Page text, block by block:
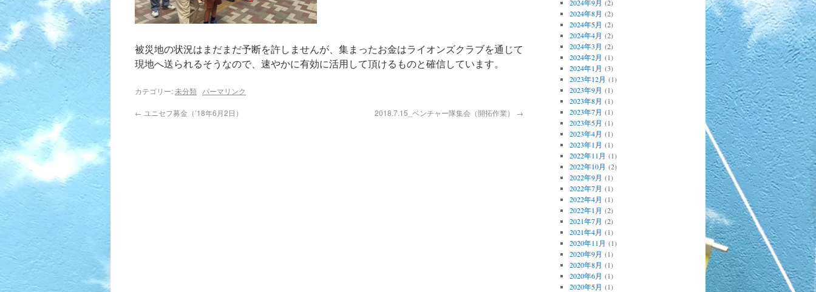
被災地の状況はまだまだ予断を許しませんが、集まったお金はライオンズクラブを通じて
現地へ送られるそうなので、速やかに有効に活用して頂けるものと確信しています。
カテゴリー:未分類 パーマリンク
← ユニセフ募金（’18年6月2日） 2018.7.15_ベンチャー隊集会（開拓作業） →
2024年9月 (2)
2024年8月 (2)
2024年5月 (2)
2024年4月 (2)
2024年3月 (2)
2024年2月 (1)
2024年1月 (3)
2023年12月 (1)
2023年9月 (1)
2023年8月 (1)
2023年7月 (1)
2023年5月 (1)
2023年4月 (1)
2023年1月 (1)
2022年11月 (1)
2022年10月 (2)
2022年9月 (1)
2022年7月 (1)
2022年4月 (1)
2022年1月 (2)
2021年7月 (2)
2021年4月 (1)
2020年11月 (1)
2020年9月 (1)
2020年8月 (1)
2020年6月 (1)
2020年5月 (1)